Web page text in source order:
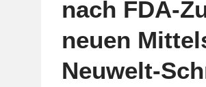
nach FDA-
neuen
Neuwelt-